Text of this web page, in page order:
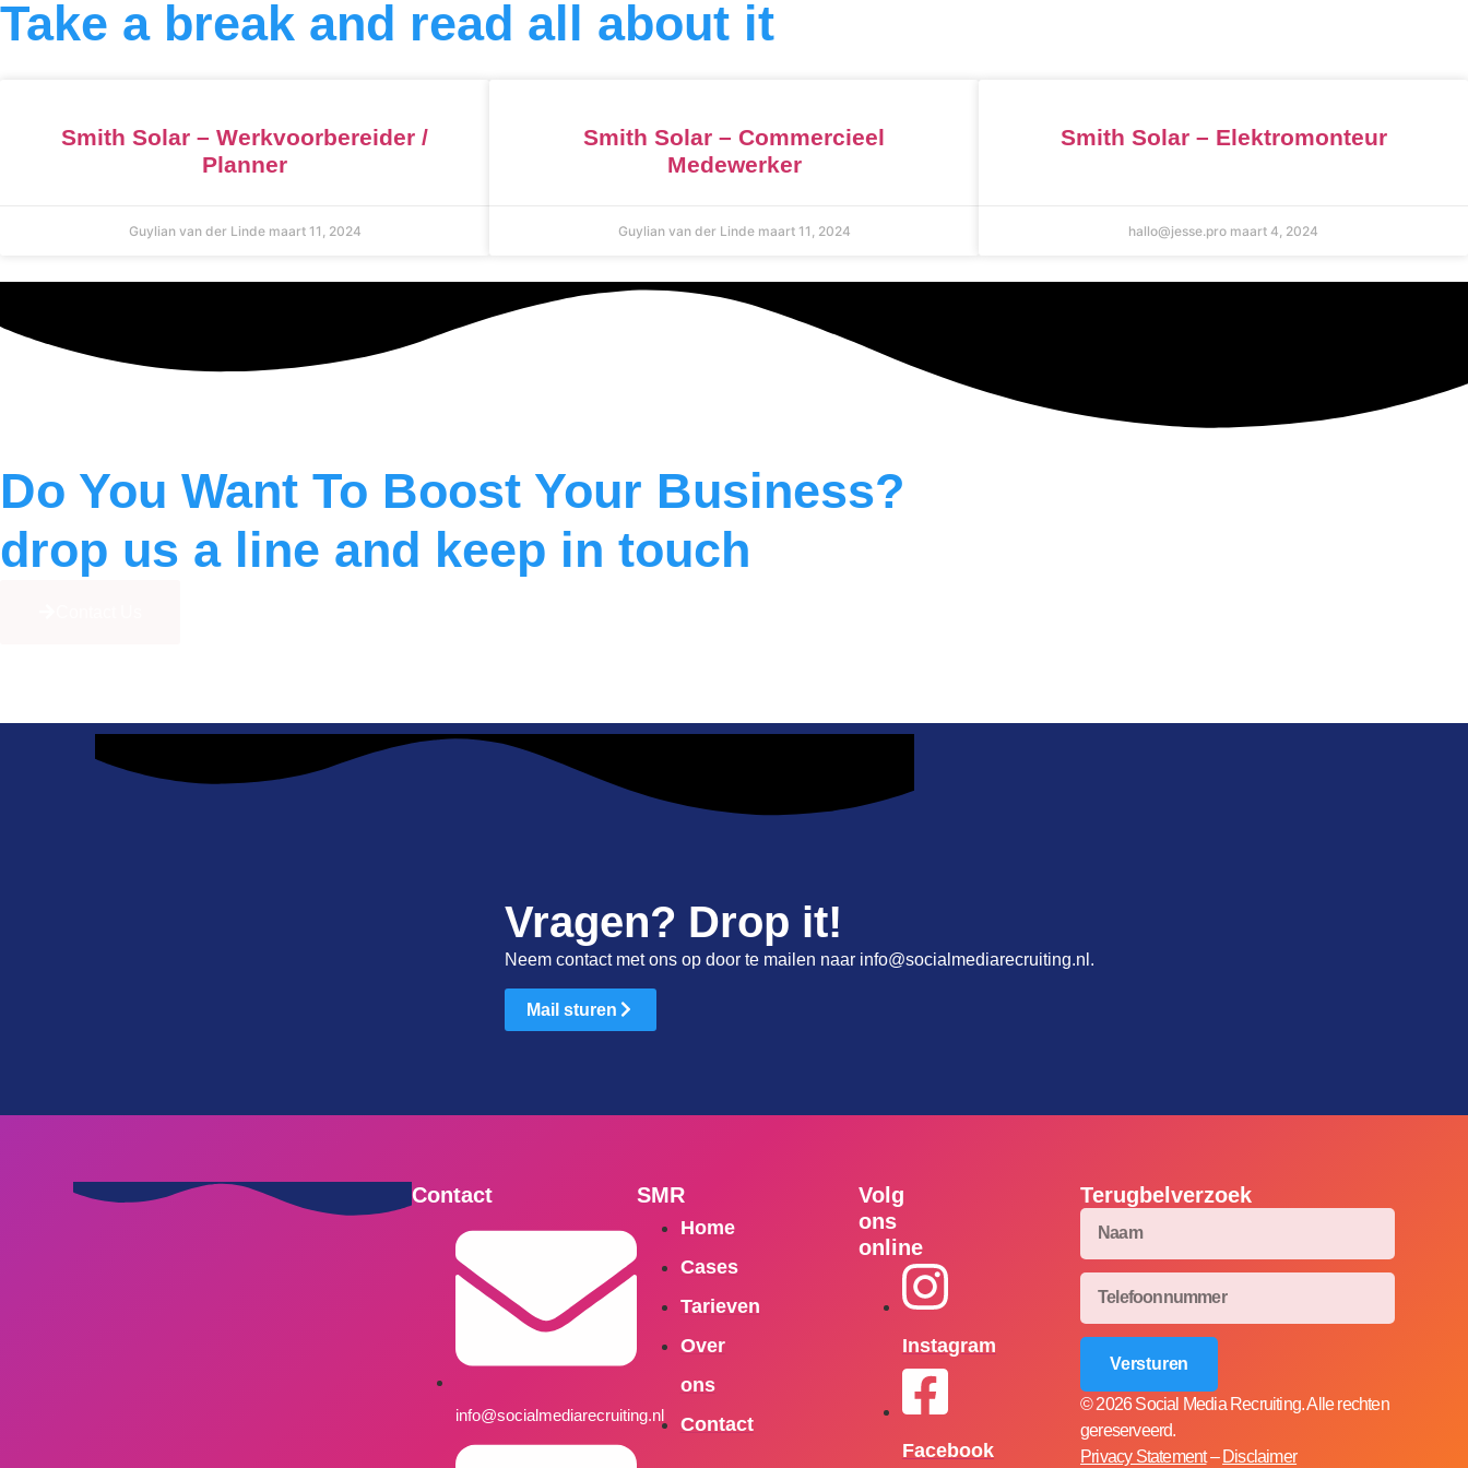
Take a break and read all about it
Smith Solar – Werkvoorbereider /
Planner
Guylian van der Linde maart 11, 2024
Smith Solar – Commercieel
Medewerker
Guylian van der Linde maart 11, 2024
Smith Solar – Elektromonteur
hallo@jesse.pro maart 4, 2024
Do You Want To Boost Your Business?
drop us a line and keep in touch
Vragen? Drop it!
Neem contact met ons op door te mailen naar info@socialmediarecruiting.nl.
Mail sturen
Contact
info@socialmediarecruiting.nl
SMR
Home
Cases
Tarieven
Over
ons
Contact
Volg
ons
online
Instagram
Facebook
Terugbelverzoek
Versturen
© 2026 Social Media Recruiting. Alle rechten
gereserveerd.
Privacy Statement– Disclaimer